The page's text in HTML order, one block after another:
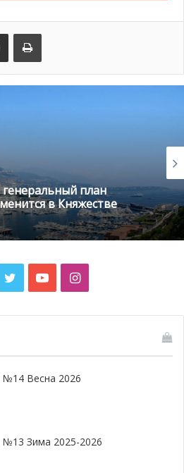
запланирована на сентябрь
шоу в Монако.
н Тиньков намерен
стоимость чартера составит
новую яхту
Поделиться по электронной почте Распечатать
план
в Княжестве
TwitterYouTubeInstagram
№14 Весна 2026
№13 Зима 2025-2026